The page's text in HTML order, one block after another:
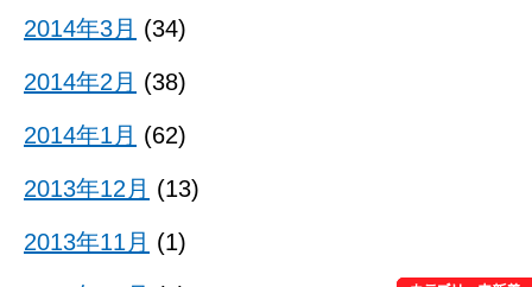
2014年3月 (34)
2014年2月 (38)
2014年1月 (62)
2013年12月 (13)
2013年11月 (1)